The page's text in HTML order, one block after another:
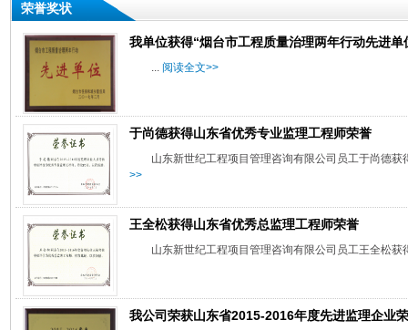
荣誉奖状
我单位获得“烟台市工程质量治理两年行动先进单
... 阅读全文>>
于尚德获得山东省优秀专业监理工程师荣誉
山东新世纪工程项目管理咨询有限公司员工于尚德
>>
王全松获得山东省优秀总监理工程师荣誉
山东新世纪工程项目管理咨询有限公司员工王全松
我公司荣获山东省2015-2016年度先进监理企业